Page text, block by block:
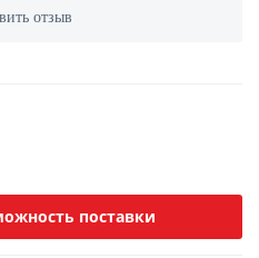
отзыв
поставки